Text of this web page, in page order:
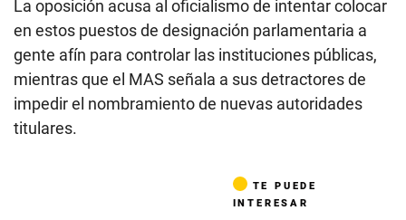
La oposición acusa al oficialismo de intentar colocar
en estos puestos de designación parlamentaria a
gente afín para controlar las instituciones públicas,
mientras que el MAS señala a sus detractores de
impedir el nombramiento de nuevas autoridades
titulares.
TE PUEDE
INTERESAR